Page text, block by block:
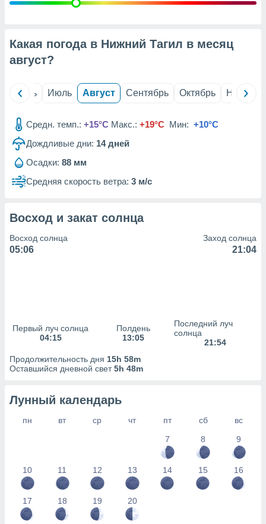
данных
рекламы
сведения
Какая погода в Нижний Тагил в месяц
август?
Июнь Июль Август Сентябрь Октябрь Ноябрь
Средн. темп.: +15°C Макс.: +19°C Мин: +10°C
Дождливые дни: 14дней
Осадки: 88 мм
Средняя скорость ветра: 3 м/с
Восход и закат солнца
Восход солнца
05:06
Заход солнца
21:04
Первый луч солнца
04:15
Полдень
13:05
Последний луч
солнца
21:54
Продолжительность дня 15h 58m
Оставшийся дневной свет5h 48m
Лунный календарь
пн вт ср чт пт сб
вс
7
8 9
10 11 12 13 14 15 16
17 18 19 20